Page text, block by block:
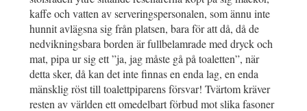
kaffe och vatten av serveringspersonalen, som ännu inte
hunnit avlägsna sig från platsen, bara för att då, då de
nedvikningsbara borden är fullbelamrade med dryck och
mat, pipa ur sig ett ”ja, jag måste gå på toaletten”, när
detta sker, då kan det inte finnas en enda lag, en enda
mänsklig röst till toalettpiparens försvar! Tvärtom kräver
resten av världen ett omedelbart förbud mot slika fasoner